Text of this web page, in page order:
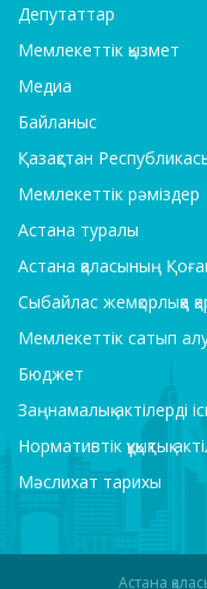
Депутаттар
Мемлекеттік қызмет
Медиа
Байланыс
Қазақстан
Мемлекеттік рәміздер
Астана туралы
Астана қаласының
Сыбайлас жемқорлыққа
Мемлекеттік сатып
Бюджет
Заңнамалық актілерді
Нормативтік құқықтық
Мәслихат тарихы
Астана